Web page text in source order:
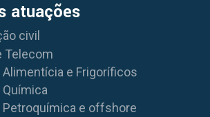
atuações
civil
Telecom
Alimentícia e Frigoríficos
Petroquímica e offshore